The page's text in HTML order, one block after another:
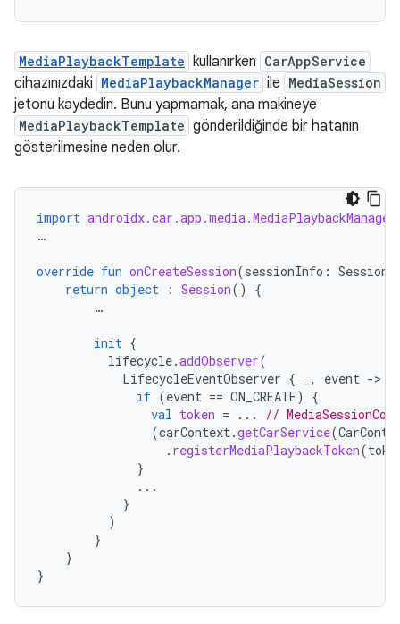
MediaPlaybackTemplate kullanırken CarAppService
cihazınızdaki MediaPlaybackManager ile MediaSession
jetonu kaydedin. Bunu yapmamak, ana makineye
MediaPlaybackTemplate gönderildiğinde bir hatanın
gösterilmesine neden olur.
import androidx.car.app.media.MediaPlaybackManager
…
override fun onCreateSession(sessionInfo :
return object : Session()
{
…
init {
lifecycle.addObserver(
LifecycleEventObserver { , event -
if (event == ON_CREATE)
{
val token = ...
//
(carContext.getCarService(
. registerMediaPlaybackToken(
}
...
}
)
}
}
}